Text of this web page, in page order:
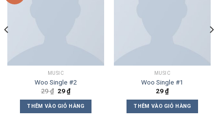
MUSIC
Woo Single #2
29₫ Giá
gốc
là:
29 ₫.
29₫Giá
tại
là:
29 ₫.
THÊM VÀO GIỎ HÀNG
MUSIC
Woo Single #1
29₫
THÊM VÀO GIỎ HÀNG